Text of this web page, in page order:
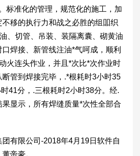
标准化的管理，规范化的施工，加
不移的执行力和战之必胜的组吅织
、切管、吊装、装隔离囊、砌黄油
焊接、新管线注油*气呵成，顺利
火连头作业，并且*次比*次作业时
管到焊接完毕，.*根耗时3小时35
41分，.三根耗时2小时38分。经.
显示，所有焊缝质量*次性全部合
团有限公司-2018年4月19日软件自
帝豪。